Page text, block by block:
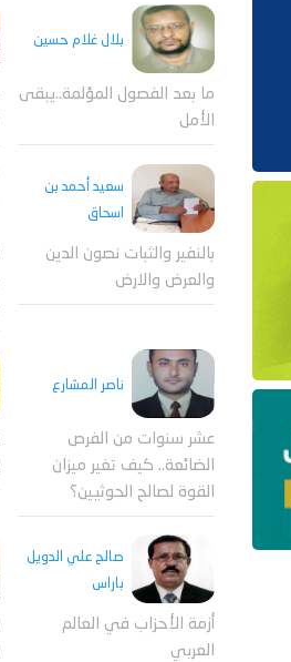
بلال غلام حسين
ما بعد الفصول المؤلمة..يبقى
الأمل
سعيد أحمد بن
اسحاق
بالنفير والثبات نصون الدين
والعرض والارض
ناصر المشارع
عشر سنوات من الفرص
الضائعة.. كيف تغير ميزان
القوة لصالح الحوثيين؟
صالح علي الدويل
باراس
أزمة الأحزاب في العالم
العربي